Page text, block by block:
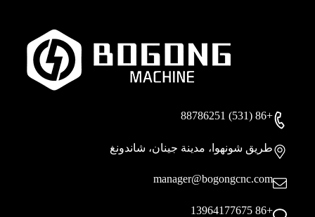
+86 (531) 88786251
طريق شونهوا، مدينة جينان، شاندونغ
manager@bogongcnc.com
+86 13964177675